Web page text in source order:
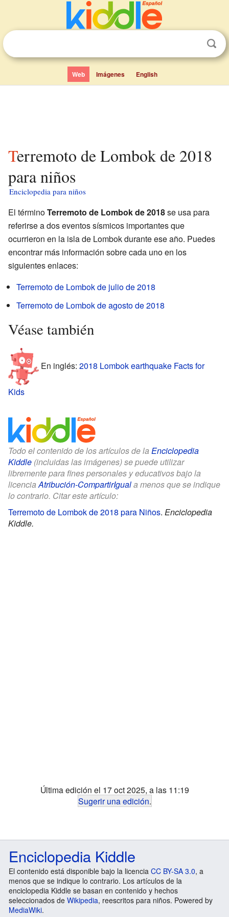
Web Imágenes English
Terremoto de Lombok de 2018
para niños
Enciclopedia para niños
El términoTerremoto de Lombok de 2018se usa para
referirse a dos eventos sísmicos importantes que
ocurrieron en la isla de Lombok durante ese año. Puedes
encontrar más información sobre cada uno en los
siguientes enlaces:
Terremoto de Lombok de julio de 2018
Terremoto de Lombok de agosto de 2018
Véase también
En inglés: 2018 Lombok earthquake Facts for
Kids
Todo el contenido de los artículos de la Enciclopedia
Kiddle (incluidas las imágenes) se puede utilizar
libremente para fines personales y educativos bajo la
licenciaAtribución-CompartirIguala menos que se indique
lo contrario. Citar este artículo:
Terremoto de Lombok de 2018 para Niños. Enciclopedia
Kiddle.
Última edición el 17 oct 2025, a las 11:19
Sugerir una edición.
Enciclopedia Kiddle
El contenido está disponible bajo la licencia CC BY-SA 3.0, a
menos que se indique lo contrario. Los artículos de la
enciclopedia Kiddle se basan en contenido y hechos
seleccionados de Wikipedia, reescritos para niños. Powered by
MediaWiki.